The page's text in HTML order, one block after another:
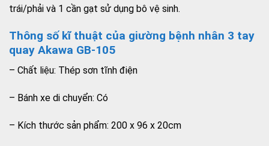
trái/phải và 1 cần gạt sử dụng bô vệ sinh.
Thông số kĩ thuật của giường bệnh nhân 3 tay
quay Akawa GB-105
– Chất liệu: Thép sơn tĩnh điện
– Bánh xe di chuyển: Có
– Kích thước sản phẩm: 200 x 96 x 20cm